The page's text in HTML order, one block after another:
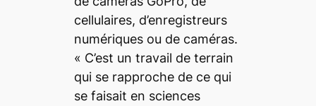
cellulaires, d’enregistreurs
numériques ou de caméras.
« C’est un travail de terrain
qui se rapproche de ce qui
se faisait en sciences